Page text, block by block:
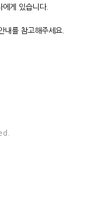
에게 있습니다.
내를 참고해주세요.